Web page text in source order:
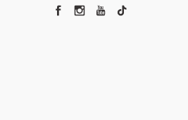
Kuba Zenzero Krank Komple